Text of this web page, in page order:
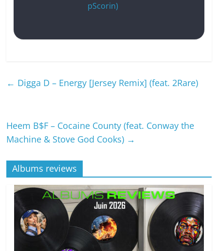
pScorin)
← Digga D – Energy [Jersey Remix] (feat. 2Rare)
Heem B$F – Cocaine County (feat. Conway the
Machine & Stove God Cooks) →
Albums reviews